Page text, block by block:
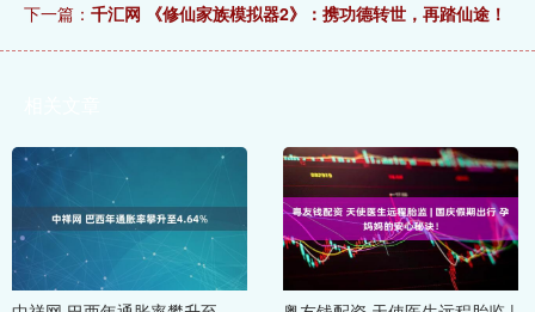
下一篇： 千汇网 《修仙家族模拟器2》：携功德转世，再踏仙途！